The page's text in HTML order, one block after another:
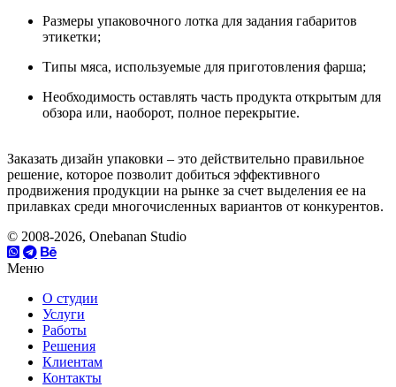
Размеры упаковочного лотка для задания габаритов
этикетки;
Типы мяса, используемые для приготовления фарша;
Необходимость оставлять часть продукта открытым для
обзора или, наоборот, полное перекрытие.
Заказать дизайн упаковки – это действительно правильное
решение, которое позволит добиться эффективного
продвижения продукции на рынке за счет выделения ее на
прилавках среди многочисленных вариантов от конкурентов.
© 2008-2026, Onebanan Studio
Меню
О студии
Услуги
Работы
Решения
Клиентам
Контакты